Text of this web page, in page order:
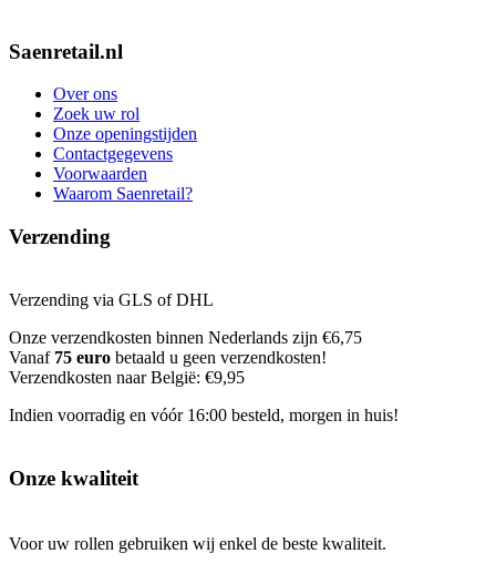
Saenretail.nl
Over ons
Zoek uw rol
Onze openingstijden
Contactgegevens
Voorwaarden
Waarom Saenretail?
Verzending
Verzending via GLS of DHL
Onze verzendkosten binnen Nederlands zijn €6,75
Vanaf 75 euro betaald u geen verzendkosten!
Verzendkosten naar België: €9,95
Indien voorradig en vóór 16:00 besteld, morgen in huis!
Onze kwaliteit
Voor uw rollen gebruiken wij enkel de beste kwaliteit.